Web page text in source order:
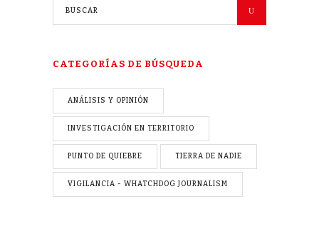
CATEGORÍAS DE BÚSQUEDA
ANÁLISIS Y OPINIÓN
INVESTIGACIÓN EN TERRITORIO
PUNTO DE QUIEBRE TIERRA DE NADIE
VIGILANCIA - WHATCHDOG JOURNALISM